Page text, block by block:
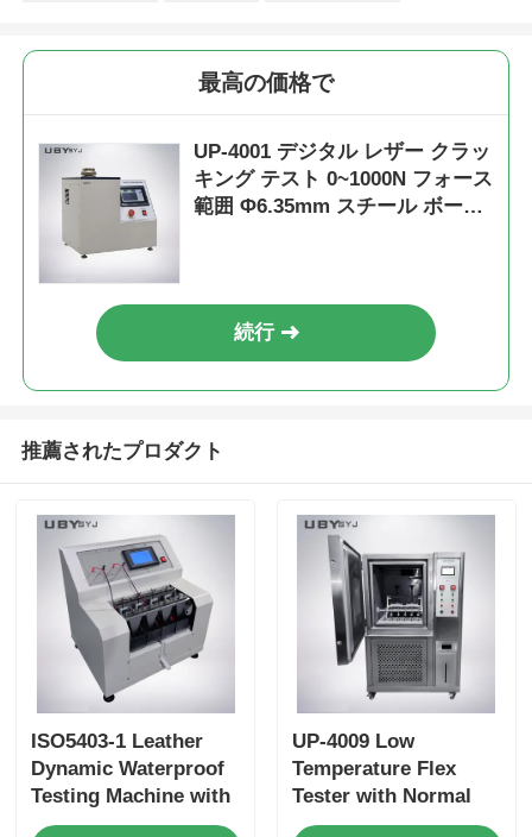
最高の価格で
UP-4001 デジタル レザー クラッ
キング テスト 0~1000N フォース
範囲 Φ6.35mm スチール ボール
続行
推薦されたプロダクト
ISO5403-1 Leather
Dynamic Waterproof
Testing Machine with
4/6 Stations Optional
UP-4009 Low
Temperature Flex
Tester with Normal
Temperature ~ -30ºC